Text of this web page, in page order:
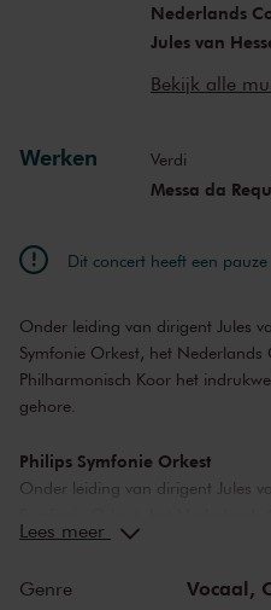
Nederlands
Jules van
Charlotte
Carina Vinke
Martijn Sanders
Bekijk alle
Werken Verdi
Messa da
Dit concert heeft een pauze
Onder leiding van dirigent Jules
Symfonie Orkest, het Nederlands
Philharmonisch Koor het
gehore.
Philips Symfonie Orkest
Onder leiding van dirigent Jules
Philharmonisch Koor het
Reddet en Martijn Sanders.
Lees meer
Genre Vocaal,